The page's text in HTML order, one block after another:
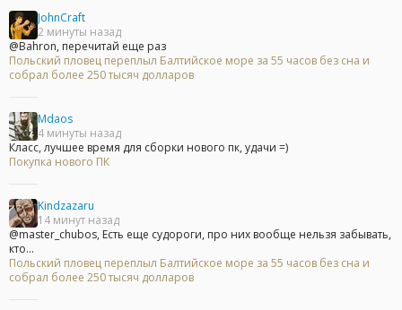
JohnCraft
2 минуты назад
@Bahron, перечитай еще раз
Польский пловец переплыл Балтийское море за 55 часов без сна и
собрал более 250 тысяч долларов
Mdaos
4 минуты назад
Класс, лучшее время для сборки нового пк, удачи =)
Покупка нового ПК
Kindzazaru
14 минут назад
@master_chubos, Есть еще судороги, про них вообще нельзя забывать,
кто...
Польский пловец переплыл Балтийское море за 55 часов без сна и
собрал более 250 тысяч долларов